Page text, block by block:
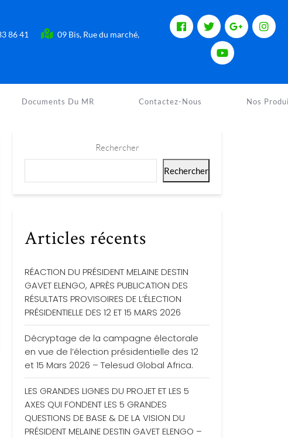
86 41
09 Bis, Rue du marché,
Documents Du MR Contactez-Nous Nos
JE DONNE AU MR ADHÉRER AU MR
Rechercher
Rechercher
Articles récents
RÉACTION DU PRÉSIDENT MELAINE DESTIN
GAVET ELENGO, APRÈS PUBLICATION DES
RÉSULTATS PROVISOIRES DE L’ÉLECTION
PRÉSIDENTIELLE DES 12 ET 15 MARS 2026
Décryptage de la campagne électorale
en vue de l’élection présidentielle des 12
et 15 Mars 2026 – Telesud Global Africa.
LES GRANDES LIGNES DU PROJET ET LES 5
AXES QUI FONDENT LES 5 GRANDES
QUESTIONS DE BASE & DE LA VISION DU
PRÉSIDENT MELAINE DESTIN GAVET ELENGO –